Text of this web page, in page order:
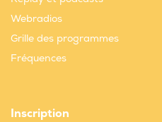
Webradios
Grille des programmes
Fréquences
Inscription